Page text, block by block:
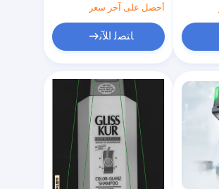
أحصل على آخر سعر
ﺎﺘﺼﻟ ﺍﻶﻧ